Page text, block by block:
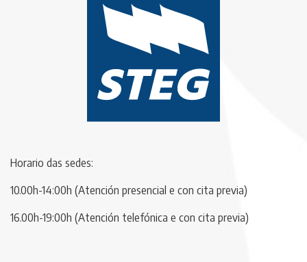
Horario das sedes:
10.00h-14:00h (Atención presencial e con cita previa)
16.00h-19:00h (Atención telefónica e con cita previa)